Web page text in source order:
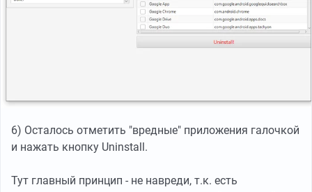
6) Осталось отметить "вредные" приложения галочкой
и нажать кнопку Uninstall.
Тут главный принцип - не навреди, т.к. есть